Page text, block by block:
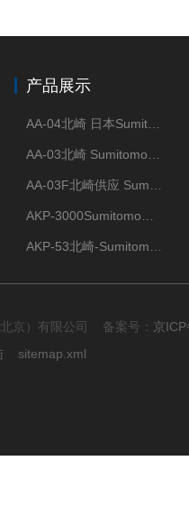
产品展示
京）有限公司 备案号： 京
sitemap.xml